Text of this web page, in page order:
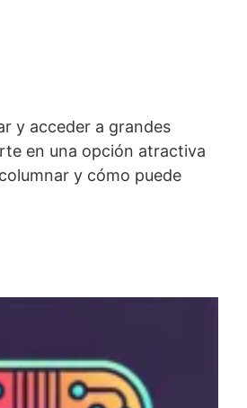
y acceder a grandes
en una opción atractiva
y cómo puede